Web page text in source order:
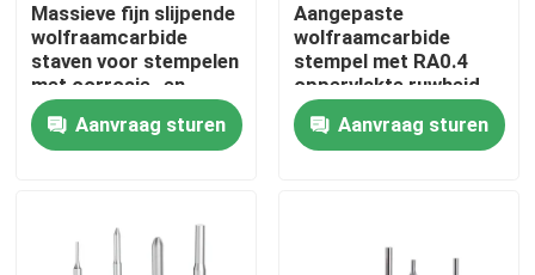
Thuis
VR-show
Massieve fijn slijpende
wolfraamcarbide
staven voor stempelen
met corrosie- en
slijtvastheid
Aanvraag sturen
Aangepaste
wolfraamcarbide
stempel met RA0.4
oppervlakte ruwheid
en TiN
oppervlaktebehandeling
voor hoge
Aanvraag sturen